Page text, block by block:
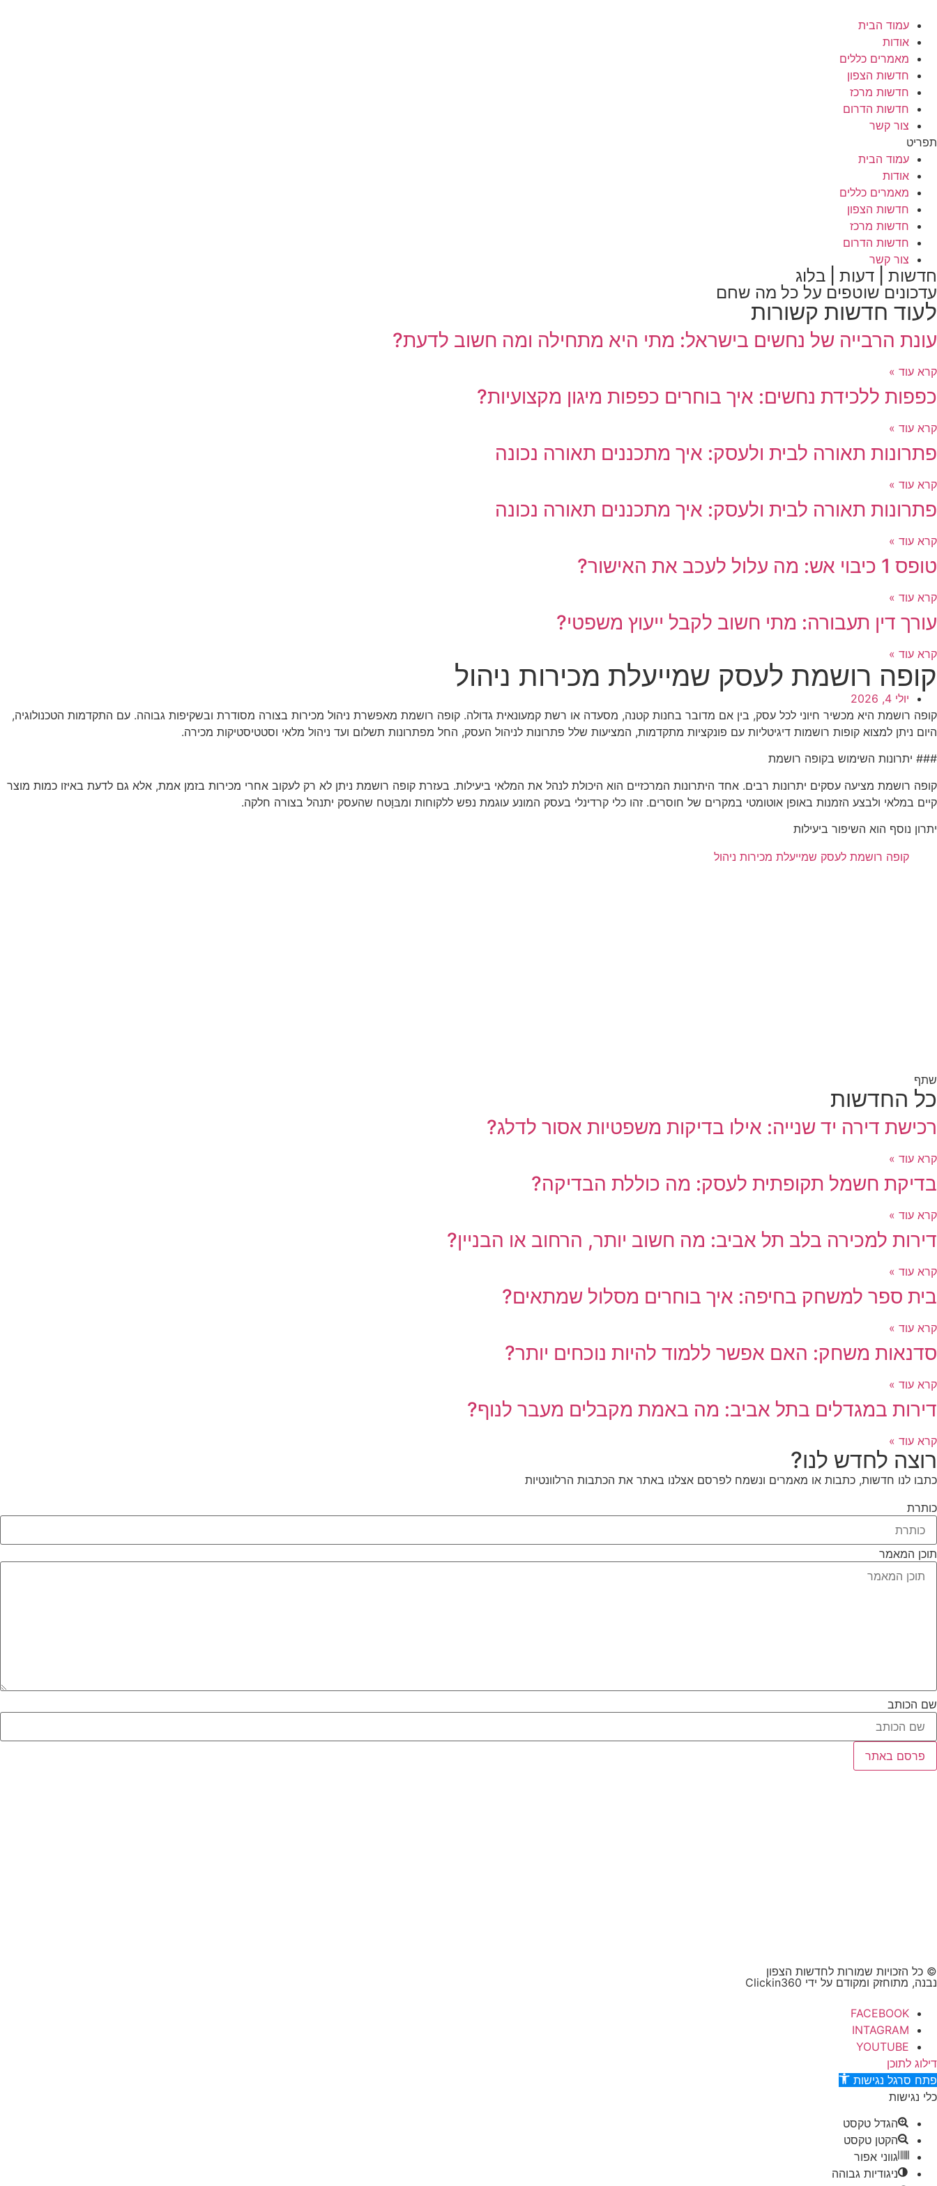
לתוכן עמוד הבית
אודות
מאמרים כללים
חדשות הצפון
חדשות מרכז
חדשות הדרום
צור קשר
תפריט
עמוד הבית
אודות
מאמרים כללים
חדשות הצפון
חדשות מרכז
חדשות הדרום
צור קשר
חדשות | דעות | בלוג
עדכונים שוטפים על כל מה שחם
לעוד חדשות קשורות
עונת הרבייה של נחשים בישראל: מתי היא מתחילה ומה חשוב לדעת?
קרא עוד »
כפפות ללכידת נחשים: איך בוחרים כפפות מיגון מקצועיות?
קרא עוד »
פתרונות תאורה לבית ולעסק: איך מתכננים תאורה נכונה
קרא עוד »
פתרונות תאורה לבית ולעסק: איך מתכננים תאורה נכונה
קרא עוד »
טופס 1 כיבוי אש: מה עלול לעכב את האישור?
קרא עוד »
עורך דין תעבורה: מתי חשוב לקבל ייעוץ משפטי?
קרא עוד »
קופה רושמת לעסק שמייעלת מכירות ניהול
יולי 4, 2026
קופה רושמת היא מכשיר חיוני לכל עסק, בין אם מדובר בחנות קטנה, מסעדה או רשת קמעונאית גדולה. קופה רושמת מאפשרת ניהול מכירות בצורה מסודרת ובשקיפות גבוהה. עם התקדמות הטכנולוגיה,
היום ניתן למצוא קופות רושמות דיגיטליות עם פונקציות מתקדמות, המציעות שלל פתרונות לניהול העסק, החל מפתרונות תשלום ועד ניהול מלאי וסטטיסטיקות מכירה.
### יתרונות השימוש בקופה רושמת
קופה רושמת מציעה עסקים יתרונות רבים. אחד היתרונות המרכזיים הוא היכולת לנהל את המלאי ביעילות. בעזרת קופה רושמת ניתן לא רק לעקוב אחרי מכירות בזמן אמת, אלא גם לדעת באיזו כמות מוצר
קיים במלאי ולבצע הזמנות באופן אוטומטי במקרים של חוסרים. זהו כלי קרדינלי בעסק המונע עוגמת נפש ללקוחות ומבּוָטח שהעסק יתנהל בצורה חלקה.
יתרון נוסף הוא השיפור ביעילות
קופה רושמת לעסק שמייעלת מכירות ניהול
שתף
כל החדשות
רכישת דירה יד שנייה: אילו בדיקות משפטיות אסור לדלג?
קרא עוד »
בדיקת חשמל תקופתית לעסק: מה כוללת הבדיקה?
קרא עוד »
דירות למכירה בלב תל אביב: מה חשוב יותר, הרחוב או הבניין?
קרא עוד »
בית ספר למשחק בחיפה: איך בוחרים מסלול שמתאים?
קרא עוד »
סדנאות משחק: האם אפשר ללמוד להיות נוכחים יותר?
קרא עוד »
דירות במגדלים בתל אביב: מה באמת מקבלים מעבר לנוף?
קרא עוד »
רוצה לחדש לנו?
כתבו לנו חדשות, כתבות או מאמרים ונשמח לפרסם אצלנו באתר את הכתבות הרלוונטיות
כותרת
תוכן המאמר
שם הכותב
פרסם באתר
© כל הזכויות שמורות לחדשות הצפון
נבנה, מתוחזק ומקודם על ידי Clickin360
FACEBOOK
INTAGRAM
YOUTUBE
דילוג לתוכן
פתח סרגל נגישות
כלי נגישות
הגדל טקסט
הקטן טקסט
גווני אפור
ניגודיות גבוהה